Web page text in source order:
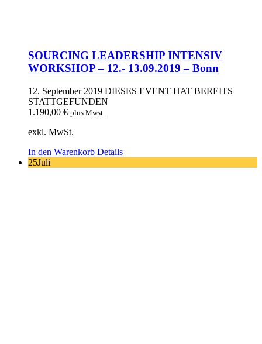
SOURCING LEADERSHIP INTENSIV
WORKSHOP – 12.- 13.09.2019 – Bonn
12. September 2019 DIESES EVENT HAT BEREITS
STATTGEFUNDEN
1.190,00 € plus Mwst.
exkl. MwSt.
In den Warenkorb Details
25Juli